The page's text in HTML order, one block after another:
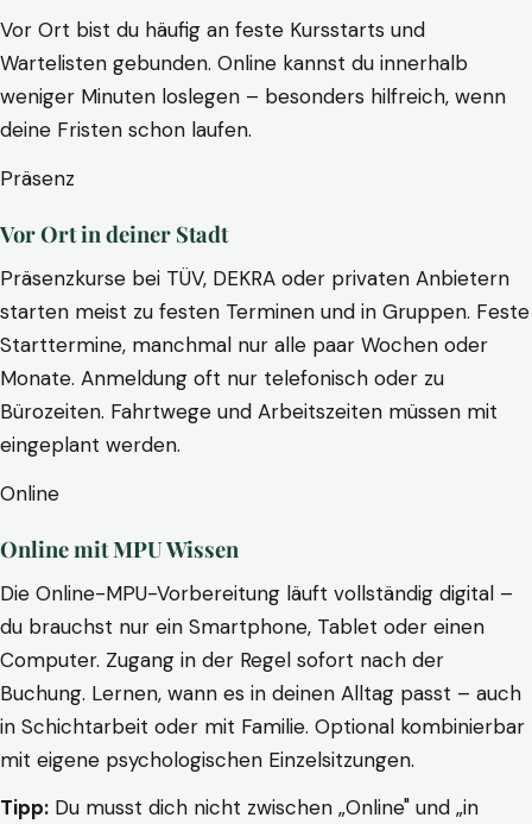
Vor Ort bist du häufig an feste Kursstarts und
Wartelisten gebunden. Online kannst du innerhalb
weniger Minuten loslegen – besonders hilfreich, wenn
deine Fristen schon laufen.
Präsenz
Vor Ort in deiner Stadt
Präsenzkurse bei TÜV, DEKRA oder privaten Anbietern
starten meist zu festen Terminen und in Gruppen. Feste
Starttermine, manchmal nur alle paar Wochen oder
Monate. Anmeldung oft nur telefonisch oder zu
Bürozeiten. Fahrtwege und Arbeitszeiten müssen mit
eingeplant werden.
Online
Online mit MPU Wissen
Die Online-MPU-Vorbereitung läuft vollständig digital –
du brauchst nur ein Smartphone, Tablet oder einen
Computer. Zugang in der Regel sofort nach der
Buchung. Lernen, wann es in deinen Alltag passt – auch
in Schichtarbeit oder mit Familie. Optional kombinierbar
mit eigene psychologischen Einzelsitzungen.
Tipp: Du musst dich nicht zwischen „Online" und „in